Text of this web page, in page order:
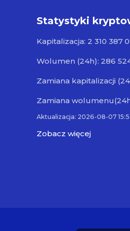
Statystyki
Kapitalizacja: 2 310 387
Wolumen (24h): 286
Zamiana kapitalizacji
Zamiana
Aktualizacja: 2026-08-07
Zobacz więcej